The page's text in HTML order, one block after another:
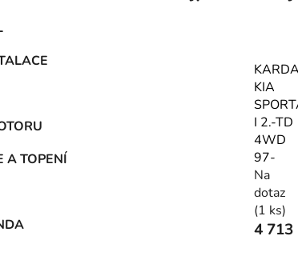
A TOPENÍ
KIA
I 2.-TD
4WD
97-
Na
dotaz
(1 ks)
4 713